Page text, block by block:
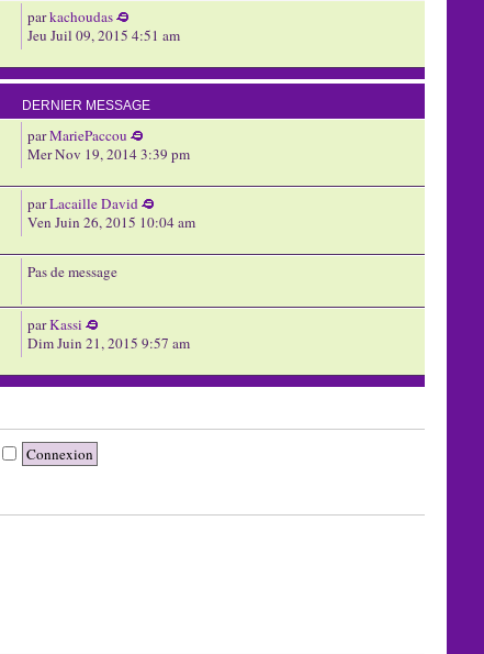
parkachoudas
Jeu Juil 09, 2015 4:51 am
DERNIER MESSAGE
parMariePaccou
Mer Nov 19, 2014 3:39 pm
parLacaille David
Ven Juin 26, 2015 10:04 am
Pas de message
parKassi
Dim Juin 21, 2015 9:57 am